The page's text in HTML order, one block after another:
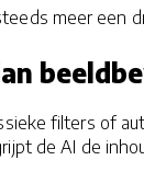
meer een
filters of
de AI de